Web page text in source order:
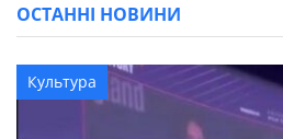
ОСТАННІ НОВИНИ
Культура